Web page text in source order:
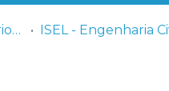
ISEL - Instituto Superior de Engenharia de Lisboa ISEL - Engenharia